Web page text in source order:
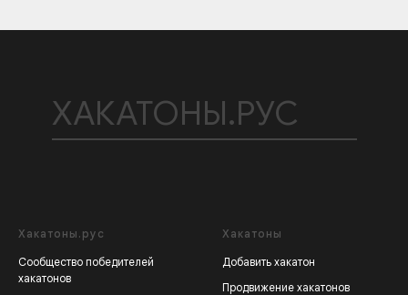
ХАКАТОНЫ.РУС
Хакатоны.рус
Сообщество победителей
хакатонов
Хакатоны
Добавить хакатон
Продвижение хакатонов